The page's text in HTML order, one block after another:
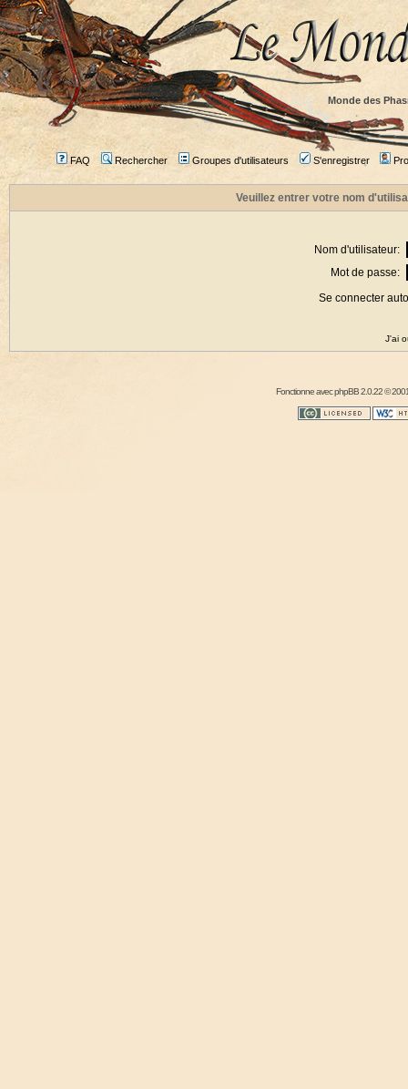
Monde des
FAQ Rechercher Groupes d'utilisateurs S'enregistrer
Veuillez entrer votre nom
Nom d'utilisateur:
Mot de passe:
Se connecter
J'ai
Fonctionne avecphpBB2.0.22 ©